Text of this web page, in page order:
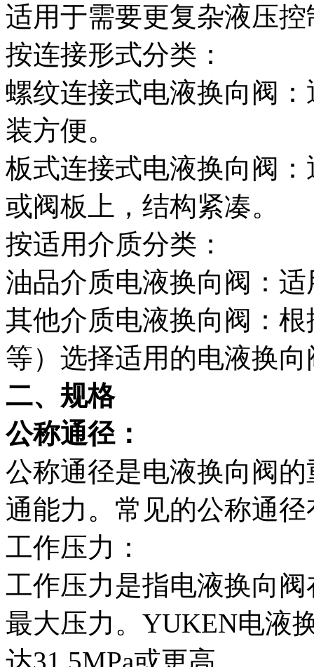
适用于需要更复杂液压
按连接形式分类：
螺纹连接式电液换向阀
装方便。
板式连接式电液换向阀
或阀板上，结构紧凑。
按适用介质分类：
油品介质电液换向阀：
其他介质电液换向阀：
等）选择适用的电液换向
二、规格
公称通径：
公称通径是电液换向阀
通能力。常见的公称通径
工作压力：
工作压力是指电液换向
最大压力。YUKEN电液
达31.5MPa或更高。